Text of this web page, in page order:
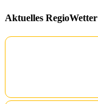
Aktuelles RegioWetter